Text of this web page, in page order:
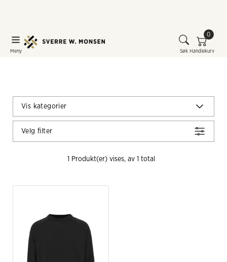
Søk
Meny
0
Handlekurv
Vis kategorier
Velg filter
1 Produkt(er) vises, av 1 total